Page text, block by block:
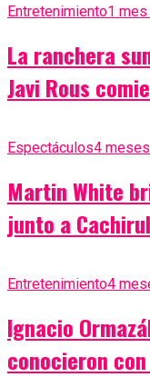
Entretenimiento1 mes
La ranchera
Javi Rous
Espectáculos4
Martin White
junto a
Entretenimiento4
Ignacio
conocieron